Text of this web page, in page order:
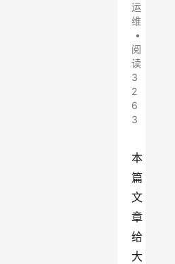
运
维
•
阅
读
3
2
6
3
本
篇
文
章
给
大